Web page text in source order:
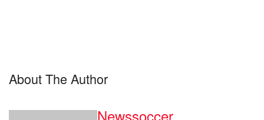
About The Author
Newssoccer